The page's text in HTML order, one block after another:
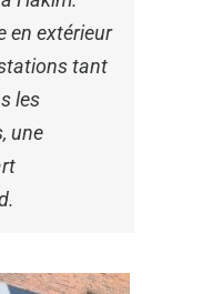
en extérieur
tant
les
une